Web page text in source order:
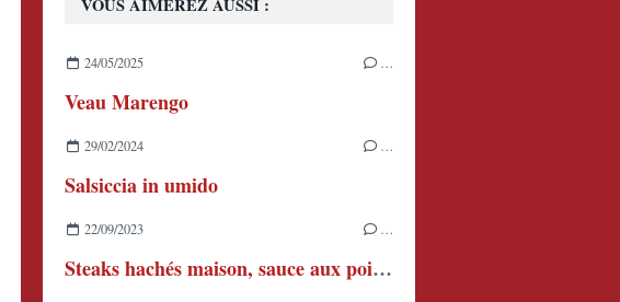
VOUS AIMEREZ AUSSI :
24/05/2025 …
Veau Marengo
29/02/2024 …
Salsiccia in umido
22/09/2023 …
Steaks hachés maison, sauce aux poivrons et à la crème